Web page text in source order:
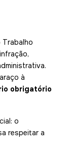
Trabalho
à
obrigatório
o
respeitar a